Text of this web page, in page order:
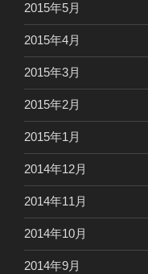
2015年5月
2015年4月
2015年3月
2015年2月
2015年1月
2014年12月
2014年11月
2014年10月
2014年9月